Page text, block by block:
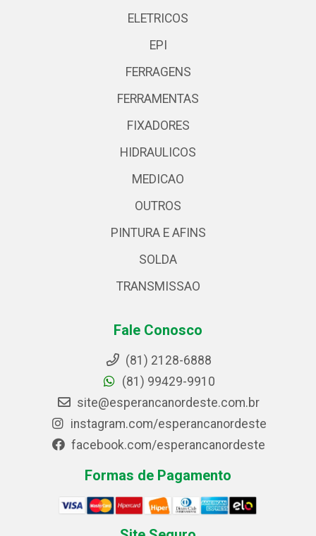
ELETRICOS
EPI
FERRAGENS
FERRAMENTAS
FIXADORES
HIDRAULICOS
MEDICAO
OUTROS
PINTURA E AFINS
SOLDA
TRANSMISSAO
Fale Conosco
(81) 2128-6888
(81) 99429-9910
site@esperancanordeste.com.br
instagram.com/esperancanordeste
facebook.com/esperancanordeste
Formas de Pagamento